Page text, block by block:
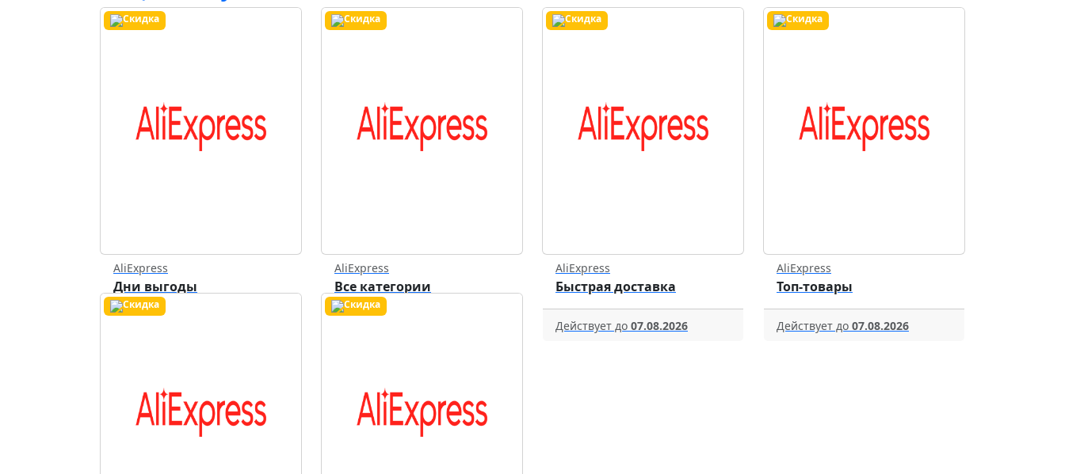
AliExpress
Дни выгоды
AliExpress
Все категории
AliExpress
Быстрая доставка
Действует до 07.08.2026
AliExpress
Топ-товары
Действует до 07.08.2026